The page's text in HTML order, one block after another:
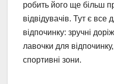
робить його ще більш
відвідувачів. Тут є
відпочинку: зручні
лавочки для
спортивні зони.